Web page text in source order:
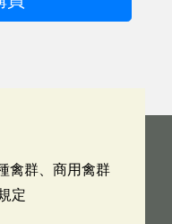
禽群、商用禽群
定